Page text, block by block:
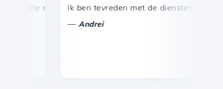
en efficiënte technische ondersteuning.
Ik ben tevreden met de diensten die door
Andrei